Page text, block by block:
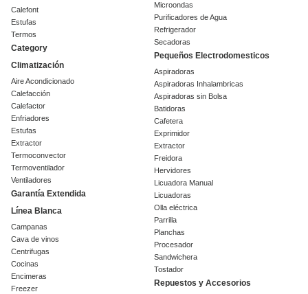
Calefont
Estufas
Termos
Category
Climatización
Aire Acondicionado
Calefacción
Calefactor
Enfriadores
Estufas
Extractor
Termoconvector
Termoventilador
Ventiladores
Garantía Extendida
Línea Blanca
Campanas
Cava de vinos
Centrifugas
Cocinas
Encimeras
Freezer
Microondas
Purificadores de Agua
Refrigerador
Secadoras
Pequeños Electrodomesticos
Aspiradoras
Aspiradoras Inhalambricas
Aspiradoras sin Bolsa
Batidoras
Cafetera
Exprimidor
Extractor
Freidora
Hervidores
Licuadora Manual
Licuadoras
Olla eléctrica
Parrilla
Planchas
Procesador
Sandwichera
Tostador
Repuestos y Accesorios